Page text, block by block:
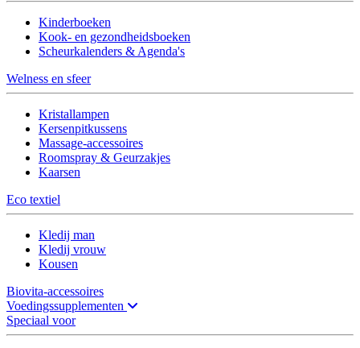
Kinderboeken
Kook- en gezondheidsboeken
Scheurkalenders & Agenda's
Welness en sfeer
Kristallampen
Kersenpitkussens
Massage-accessoires
Roomspray & Geurzakjes
Kaarsen
Eco textiel
Kledij man
Kledij vrouw
Kousen
Biovita-accessoires
Voedingssupplementen
Speciaal voor